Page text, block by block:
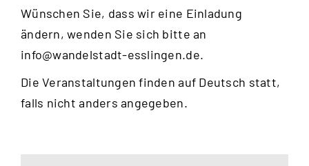
Wünschen Sie, dass wir eine Einladung
ändern, wenden Sie sich bitte an
info@wandelstadt-esslingen.de.
Die Veranstaltungen finden auf Deutsch statt,
falls nicht anders angegeben.